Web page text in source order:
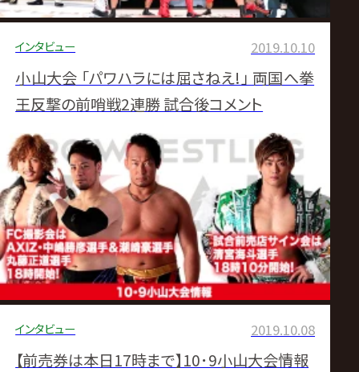
インタビュー 2019.10.10
小山大会 「パワハラには屈さねえ!」 両国へ拳
王反撃の前哨戦2連勝 試合後コメント
インタビュー 2019.10.08
【前売券は本日17時まで】10･9小山大会情報